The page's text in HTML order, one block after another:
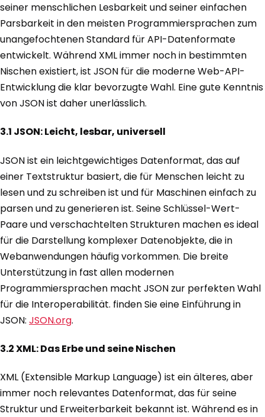
seiner menschlichen Lesbarkeit und seiner einfachen
Parsbarkeit in den meisten Programmiersprachen zum
unangefochtenen Standard für API-Datenformate
entwickelt. Während XML immer noch in bestimmten
Nischen existiert, ist JSON für die moderne Web-API-
Entwicklung die klar bevorzugte Wahl. Eine gute Kenntnis
von JSON ist daher unerlässlich.
3.1 JSON: Leicht, lesbar, universell
JSON ist ein leichtgewichtiges Datenformat, das auf
einer Textstruktur basiert, die für Menschen leicht zu
lesen und zu schreiben ist und für Maschinen einfach zu
parsen und zu generieren ist. Seine Schlüssel-Wert-
Paare und verschachtelten Strukturen machen es ideal
für die Darstellung komplexer Datenobjekte, die in
Webanwendungen häufig vorkommen. Die breite
Unterstützung in fast allen modernen
Programmiersprachen macht JSON zur perfekten Wahl
für die Interoperabilität. finden Sie eine Einführung in
JSON: JSON.org.
3.2 XML: Das Erbe und seine Nischen
XML (Extensible Markup Language) ist ein älteres, aber
immer noch relevantes Datenformat, das für seine
Struktur und Erweiterbarkeit bekannt ist. Während es in